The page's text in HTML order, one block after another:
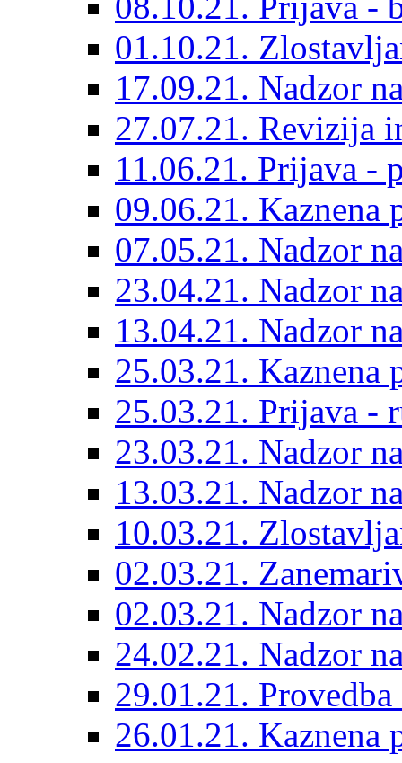
01.10.21.
17.09.21. Nadzor
27.07.21. Revizija
11.06.21. Prijava -
09.06.21. Kaznena
07.05.21. Nadzor
23.04.21. Nadzor
13.04.21. Nadzor
25.03.21. Kaznena
25.03.21. Prijava -
23.03.21. Nadzor
13.03.21. Nadzor
10.03.21.
02.03.21.
02.03.21. Nadzor
24.02.21. Nadzor
29.01.21.
26.01.21. Kaznena